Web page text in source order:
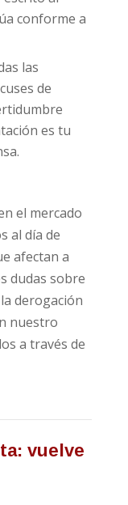
conforme a
las
de
es tu
el mercado
al día de
afectan a
dudas sobre
derogación
nuestro
a través de
vuelve